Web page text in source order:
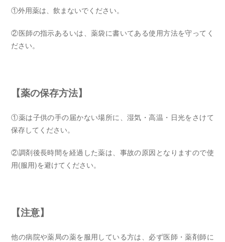
①外用薬は、飲まないでください。
②医師の指示あるいは、薬袋に書いてある使用方法を守ってく
ださい。
【薬の保存方法】
①薬は子供の手の届かない場所に、湿気・高温・日光をさけて
保存してください。
②調剤後長時間を経過した薬は、事故の原因となりますので使
用(服用)を避けてください。
【注意】
他の病院や薬局の薬を服用している方は、必ず医師・薬剤師に